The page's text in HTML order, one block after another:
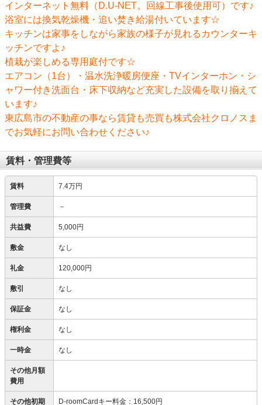
インターネット無料（D.U-NET。回線工事後使用可）です♪
浴室には換気乾燥機・追い焚き給湯付いています☆
キッチンは家事をしながら家族の様子が見れるカウンターキ
ッチンですよ♪
植栽が楽しめる専用庭付です☆
エアコン（1台）・温水洗浄暖房便座・TVインターホン・シ
ャワー付き洗面台・床下収納など充実した設備を取り揃えて
います♪
東広島市の不動産の事なら賃貸も売買も株式会社クロノスま
でお気軽にお問い合わせください♪
賃料・管理費等
賃料 7.4万円
管理費 －
共益費 5,000円
敷金 なし
礼金 120,000円
敷引 なし
保証金 なし
権利金 なし
一時金 なし
その他月額
費用
その他初期
D-roomCardキー料金 ： 16,500円